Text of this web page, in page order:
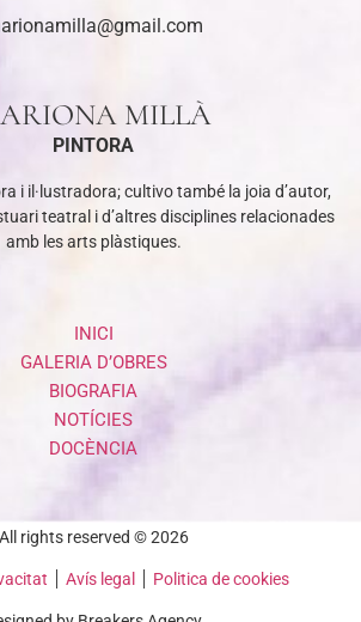
MILLÀ
PINTORA
i il·lustradora; cultivo també la joia d’autor,
teatral i d’altres disciplines relacionades
amb les arts plàstiques.
INICI
GALERIA D’OBRES
BIOGRAFIA
NOTÍCIES
DOCÈNCIA
All rights reserved © 2026
Avís legal Politica de cookies